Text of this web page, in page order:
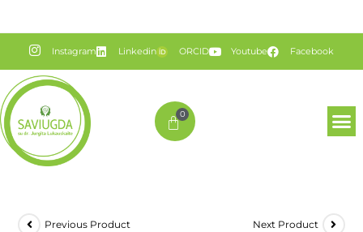
Instagram Linkedin ORCID Youtube Facebook
0
Previous Product Next Product